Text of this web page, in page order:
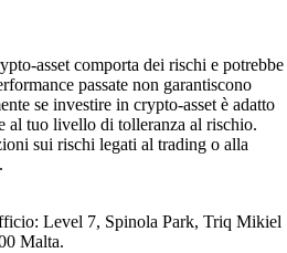
asset comporta dei rischi e potrebbe
passate non garantiscono
se investire in crypto-asset è adatto
al tuo livello di tolleranza al rischio.
sui rischi legati al trading o alla
.
Level 7, Spinola Park, Triq Mikiel
Malta.